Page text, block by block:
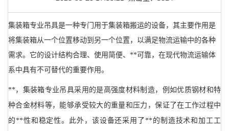
集装箱专业吊具是一种专门用于集装箱搬运的设备，其主要作用是
将集装箱从一个位置移动到另一个位置，以满足物流运输中的各种
需求。它的设计结构合理、使用简便、**可靠，在现代物流运输体
系中具有不可替代的重要作用。
**，集装箱专业吊具采用的是高强度材料制造，例如优质钢材和特
种合金材料等，能够承受较大的重量和压力，保证了在工作过程中
的**性和稳定性。此外，该设备还采用了**的制造技术和加工工